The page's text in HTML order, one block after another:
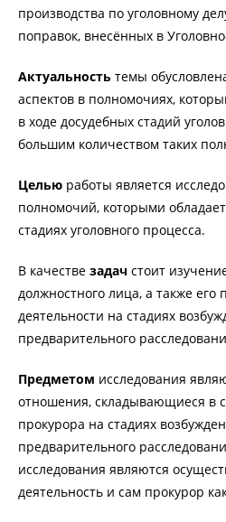
производства по уголовному
поправок, внесённых в
Актуальность темы
аспектов в полномочиях,
в ходе досудебных стадий
большим количеством таких
Целью работы является
полномочий, которыми
стадиях уголовного процесса.
В качестве задач стоит
должностного лица, а также его
деятельности на стадиях
предварительного
Предметом исследования
отношения, складывающиеся в
прокурора на стадиях
предварительного
исследования являются
деятельность и сам прокурор